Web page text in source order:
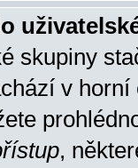
skupiny
v horní
,